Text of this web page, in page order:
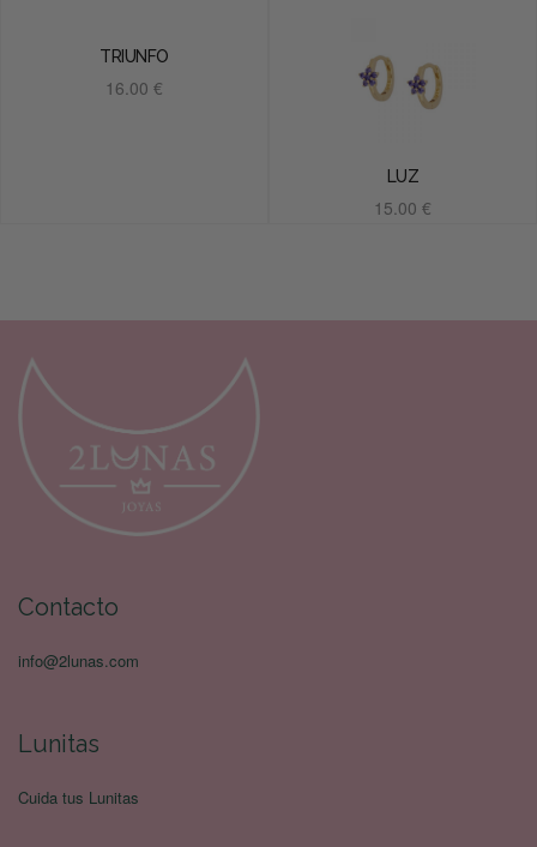
TRIUNFO
16.00 €
LUZ
15.00 €
Contacto
info@2lunas.com
Lunitas
Cuida tus Lunitas